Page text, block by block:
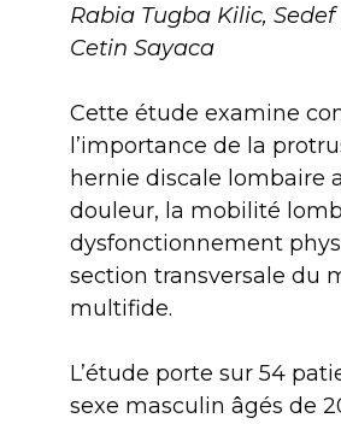
Rabia Tugba Kilic,
Cetin Sayaca
Cette étude examine
l’importance de la
hernie discale lombaire
douleur, la mobilité
dysfonctionnement
section transversale du
multifide.
L’étude porte sur 54
sexe masculin âgés de